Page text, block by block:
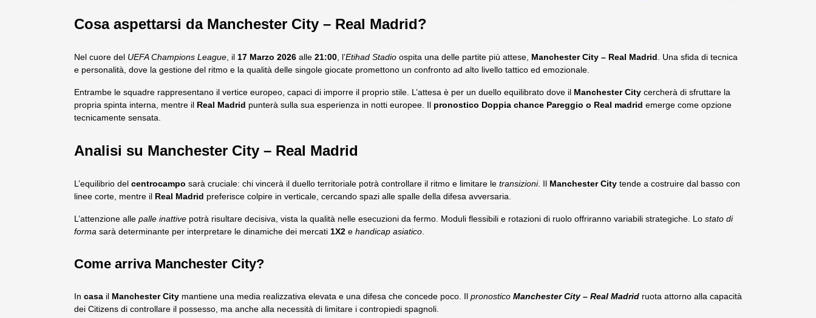
Cosa aspettarsi da Manchester City – Real Madrid?
Nel cuore del UEFA Champions League, il 17 Marzo 2026 alle 21:00, l’Etihad Stadio ospita una delle partite più attese, Manchester City – Real Madrid. Una sfida di tecnica
e personalità, dove la gestione del ritmo e la qualità delle singole giocate promettono un confronto ad alto livello tattico ed emozionale.
Entrambe le squadre rappresentano il vertice europeo, capaci di imporre il proprio stile. L’attesa è per un duello equilibrato dove il Manchester City cercherà di sfruttare la
propria spinta interna, mentre il Real Madrid punterà sulla sua esperienza in notti europee. Il pronostico Doppia chance Pareggio o Real madrid emerge come opzione
tecnicamente sensata.
Analisi su Manchester City – Real Madrid
L’equilibrio del centrocampo sarà cruciale: chi vincerà il duello territoriale potrà controllare il ritmo e limitare le transizioni. Il Manchester City tende a costruire dal basso con
linee corte, mentre il Real Madrid preferisce colpire in verticale, cercando spazi alle spalle della difesa avversaria.
L’attenzione alle palle inattive potrà risultare decisiva, vista la qualità nelle esecuzioni da fermo. Moduli flessibili e rotazioni di ruolo offriranno variabili strategiche. Lo stato di
forma sarà determinante per interpretare le dinamiche dei mercati 1X2 e handicap asiatico.
Come arriva Manchester City?
In casa il Manchester City mantiene una media realizzativa elevata e una difesa che concede poco. Il pronostico Manchester City – Real Madrid ruota attorno alla capacità
dei Citizens di controllare il possesso, ma anche alla necessità di limitare i contropiedi spagnoli.